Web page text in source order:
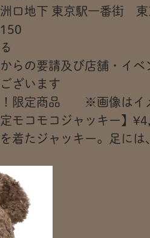
下 東京駅一番街 東
らの要請及び店舗・イ
ざいます
！限定商品 ※画像はイ
モコモコジャッキー】
着たジャッキー。足に